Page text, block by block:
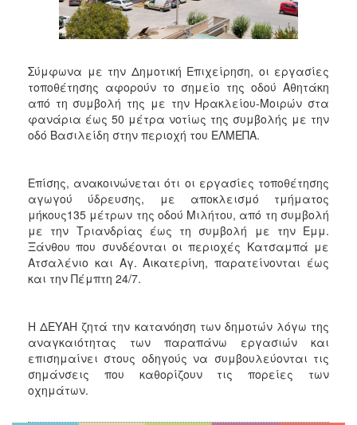
Σύμφωνα με την Δημοτική Επιχείρηση, οι εργασίες
τοποθέτησης αφορούν το σημείο της οδού Αθητάκη
από τη συμβολή της με την Ηρακλείου-Μοιρών στα
φανάρια έως 50 μέτρα νοτίως της συμβολής με την
οδό Βασιλείδη στην περιοχή του ΕΛΜΕΠΑ.
Επίσης, ανακοινώνεται ότι οι εργασίες τοποθέτησης
αγωγού ύδρευσης, με αποκλεισμό τμήματος
μήκους135 μέτρων της οδού Μιλήτου, από τη συμβολή
με την Τριανδρίας έως τη συμβολή με την Εμμ.
Ξάνθου που συνδέονται οι περιοχές Κατσαμπά με
Ατσαλένιο και Αγ. Αικατερίνη, παρατείνονται έως
και την Πέμπτη 24/7.
Η ΔΕΥΑΗ ζητά την κατανόηση των δημοτών λόγω της
αναγκαιότητας των παραπάνω εργασιών και
επισημαίνει στους οδηγούς να συμβουλεύονται τις
σημάνσεις που καθορίζουν τις πορείες των
οχημάτων.